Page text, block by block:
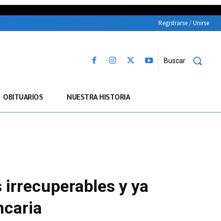
Registrarse / Unirse
Buscar
OBITUARIOS NUESTRA HISTORIA
y ya